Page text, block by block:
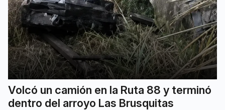
Volcó un camión en la Ruta 88 y terminó
dentro del arroyo Las Brusquitas